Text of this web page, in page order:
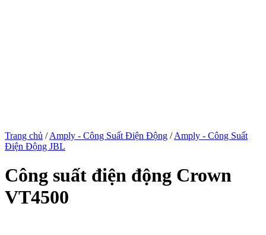
Trang chủ / Amply - Công Suất Điện Động / Amply - Công Suất
Điện Động JBL
Công suất điện động Crown
VT4500